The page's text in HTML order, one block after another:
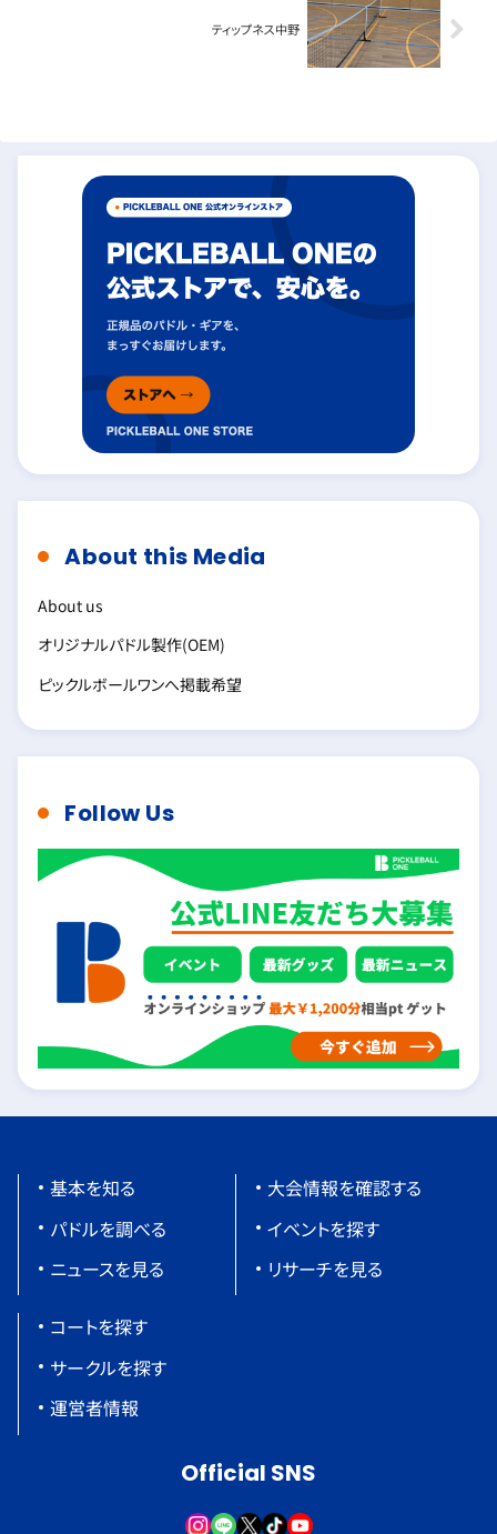
ティップネス中野
About this Media
About us
オリジナルパドル製作(OEM)
ピックルボールワンへ掲載希望
Follow Us
基本を知る
パドルを調べる
ニュースを見る
大会情報を確認する
イベントを探す
リサーチを見る
コートを探す
サークルを探す
運営者情報
Official SNS